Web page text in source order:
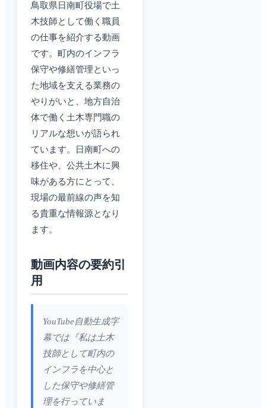
鳥取県日南町役場で土
木技師として働く職員
の仕事を紹介する動画
です。町内のインフラ
保守や修繕管理といっ
た地域を支える業務の
やりがいと、地方自治
体で働く土木専門職の
リアルな想いが語られ
ています。日南町への
移住や、公共土木に興
味がある方にとって、
現場の最前線の声を知
る貴重な情報源となり
ます。
動画内容の要約引
用
YouTube自動生成字
幕では『私は土木
技師として町内の
インフラを中心と
した保守や修繕管
理を行っていま